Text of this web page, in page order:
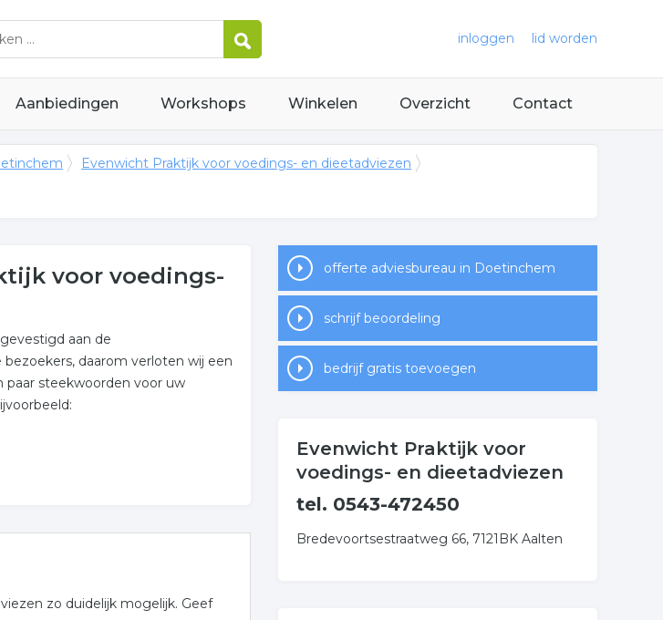
inloggen lid worden
Aanbiedingen Workshops Winkelen Overzicht Contact
Evenwicht Praktijk voor voedings- en dieetadviezen
voor voedings-
aan de
daarom verloten wij een
paar steekwoorden voor uw
zo duidelijk mogelijk. Geef
offerte adviesbureau in Doetinchem
schrijf beoordeling
bedrijf gratis toevoegen
Evenwicht Praktijk voor
voedings- en dieetadviezen
tel. 0543-472450
Bredevoortsestraatweg 66, 7121BK Aalten